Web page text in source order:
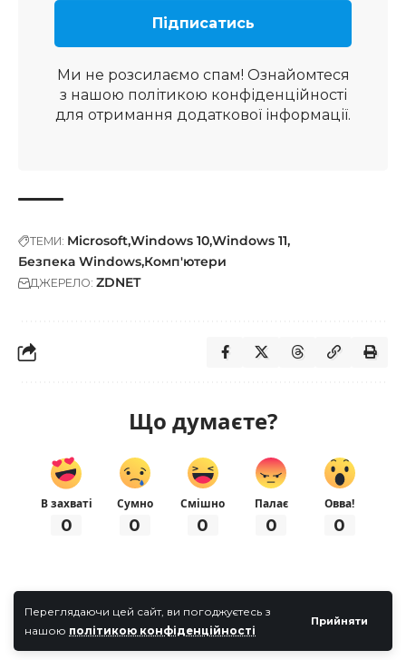
Переглядаючи цей сайт, ви погоджуєтесь з
нашою політикою конфіденційності
Прийняти
Ми не розсилаємо спам! Ознайомтеся
з нашою політикою конфіденційності
для отримання додаткової інформації.
ТЕМИ: MicrosoftWindows 10Windows 11
Безпека Windows Комп'ютери
ДЖЕРЕЛО: ZDNET
Що думаєте?
В захваті
0
Сумно
0
Смішно
0
Палає
0
Овва!
0